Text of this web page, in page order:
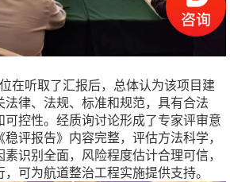
听取了汇报后，总体认为该项目建
律、法规、标准和规范，具有合法
控性。经质询讨论形成了专家评审意
评报告》内容完整，评估方法科学，
识别全面，风险程度估计合理可信，
可为航道整治工程实施提供支持。